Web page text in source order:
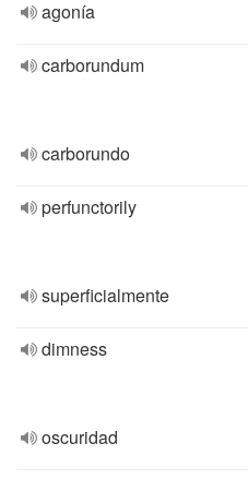
agonía
carborundum
carborundo
perfunctorily
superficialmente
dimness
oscuridad